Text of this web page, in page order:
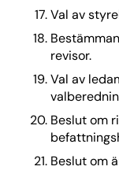
Val av
revisor.
Val av
Beslut om
Beslut om